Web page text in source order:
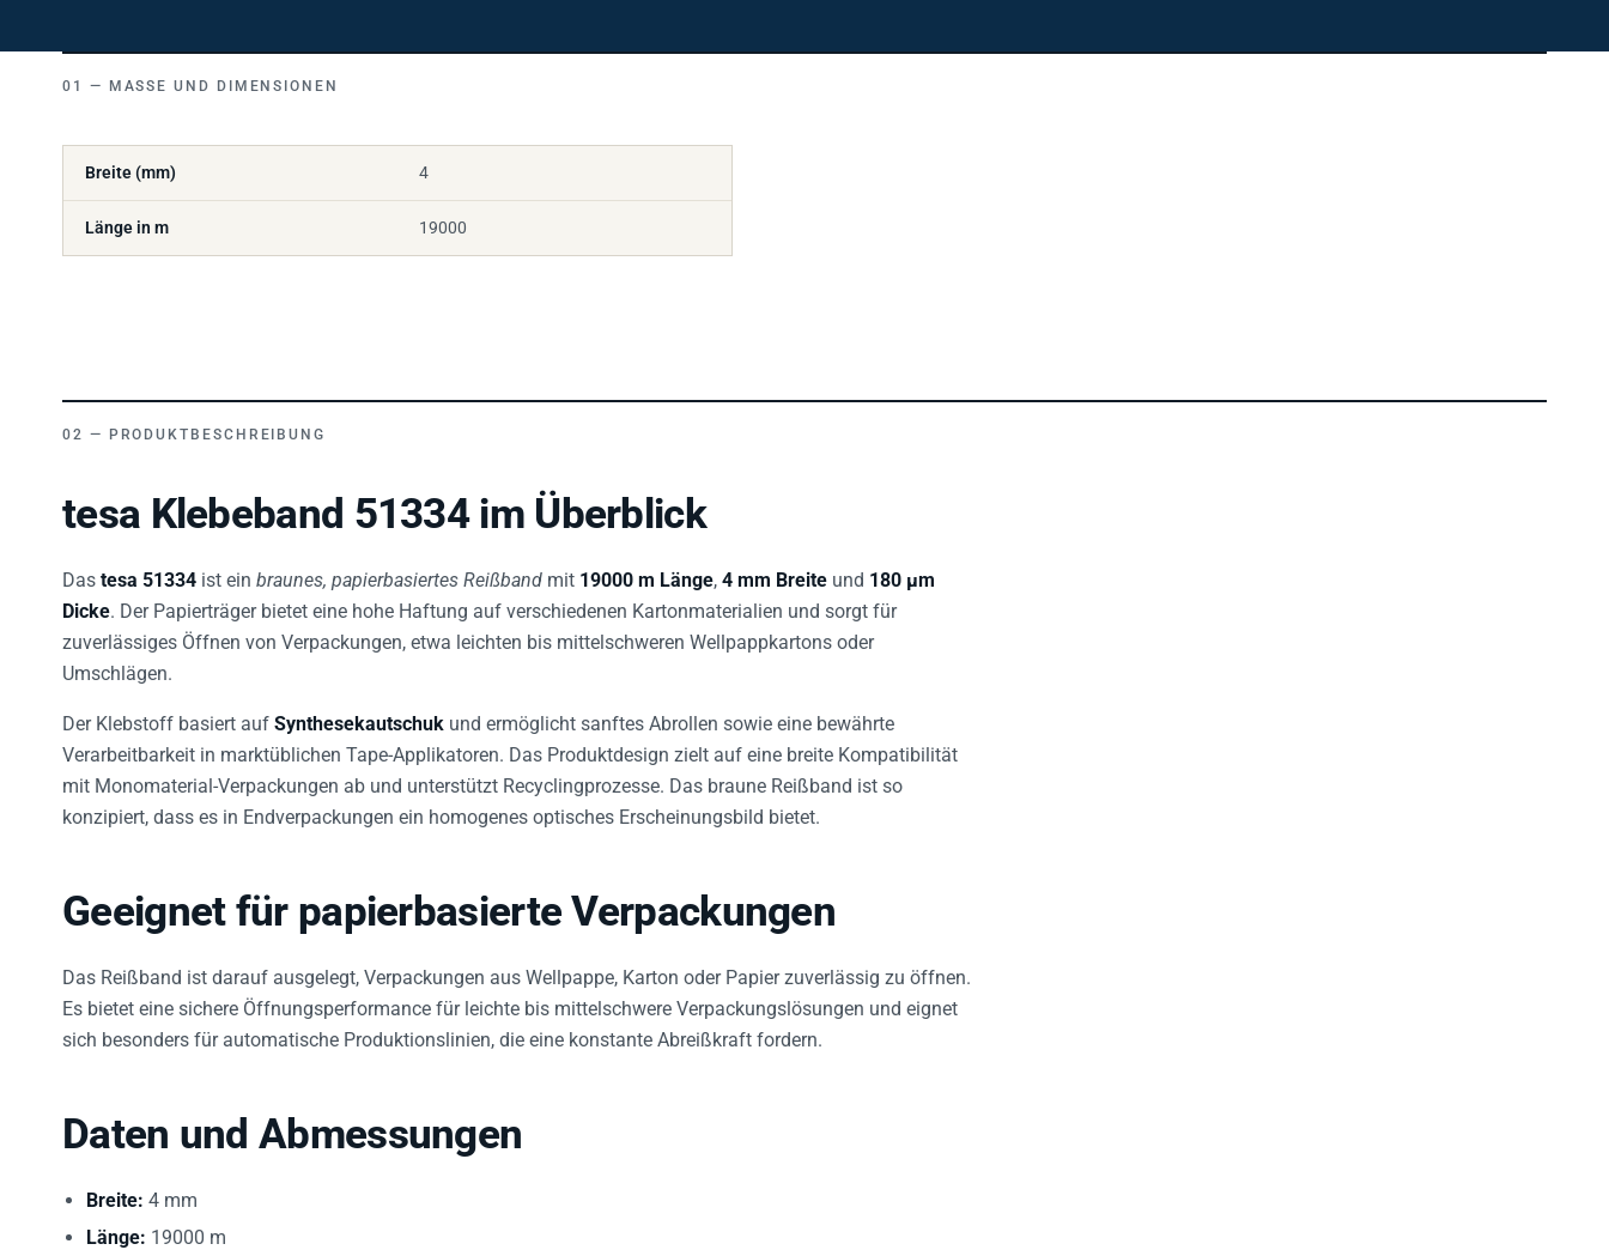
MASSE UND DIMENSIONEN
Breite (mm) 4
Länge in m 19000
PRODUKTBESCHREIBUNG
tesa Klebeband 51334 im Überblick
Das tesa 51334 ist ein braunes, papierbasiertes Reißband mit 19000 m Länge, 4 mm Breite und 180 µm
Dicke. Der Papierträger bietet eine hohe Haftung auf verschiedenen Kartonmaterialien und sorgt für
zuverlässiges Öffnen von Verpackungen, etwa leichten bis mittelschweren Wellpappkartons oder
Umschlägen.
Der Klebstoff basiert auf Synthesekautschuk und ermöglicht sanftes Abrollen sowie eine bewährte
Verarbeitbarkeit in marktüblichen Tape-Applikatoren. Das Produktdesign zielt auf eine breite Kompatibilität
mit Monomaterial-Verpackungen ab und unterstützt Recyclingprozesse. Das braune Reißband ist so
konzipiert, dass es in Endverpackungen ein homogenes optisches Erscheinungsbild bietet.
Geeignet für papierbasierte Verpackungen
Das Reißband ist darauf ausgelegt, Verpackungen aus Wellpappe, Karton oder Papier zuverlässig zu öffnen.
Es bietet eine sichere Öffnungsperformance für leichte bis mittelschwere Verpackungslösungen und eignet
sich besonders für automatische Produktionslinien, die eine konstante Abreißkraft fordern.
Daten und Abmessungen
Breite: 4 mm
Länge: 19000 m